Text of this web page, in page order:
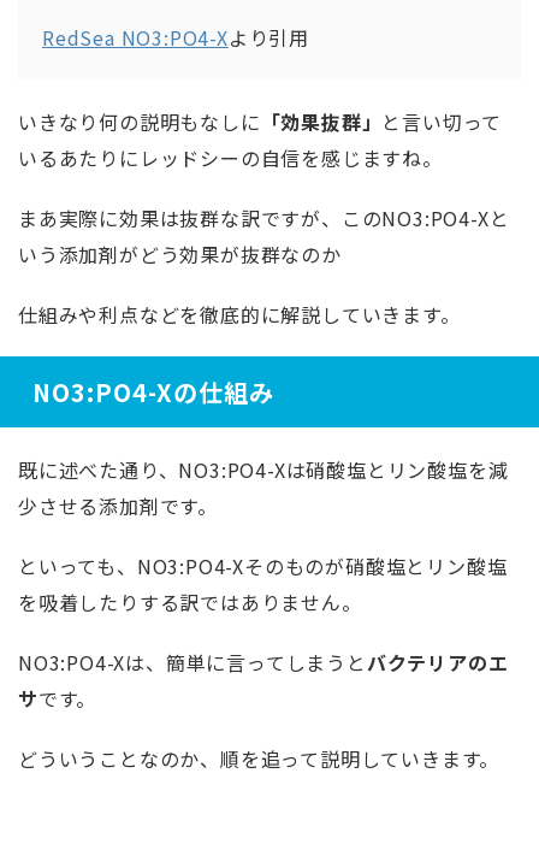
RedSea NO3:PO4-Xより引用
いきなり何の説明もなしに 「効果抜群」 と言い切って
いるあたりにレッドシーの自信を感じますね。
まあ実際に効果は抜群な訳ですが、このNO3:PO4-Xと
いう添加剤がどう効果が抜群なのか
仕組みや利点などを徹底的に解説していきます。
NO3:PO4-Xの仕組み
既に述べた通り、NO3:PO4-Xは硝酸塩とリン酸塩を減
少させる添加剤です。
といっても、NO3:PO4-Xそのものが硝酸塩とリン酸塩
を吸着したりする訳ではありません。
NO3:PO4-Xは、簡単に言ってしまうとバクテリアのエ
サです。
どういうことなのか、順を追って説明していきます。